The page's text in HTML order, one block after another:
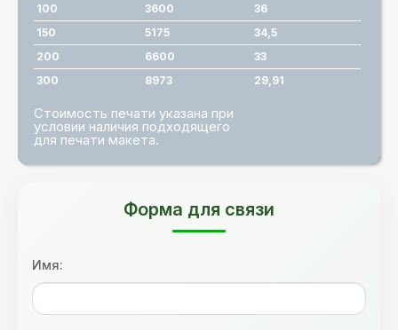
100
3600
36
150
5175
34,5
200
6600
33
300
8973 29,91
Стоимость печати указана при
условии наличия подходящего
для печати макета.
Форма для связи
Имя: